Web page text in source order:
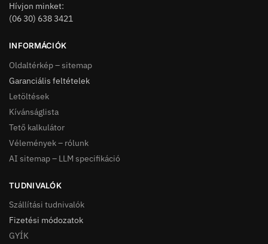
Hívjon minket:
(06 30) 638 3421
INFORMÁCIÓK
Oldaltérkép – sitemap
Garanciális feltételek
Letöltések
Kívánságlista
Tető kalkulátor
Vélemények – rólunk
AI sitemap – LLM specifikáció
TUDNIVALÓK
Szállítási tudnivalók
Fizetési módozatok
GYÍK